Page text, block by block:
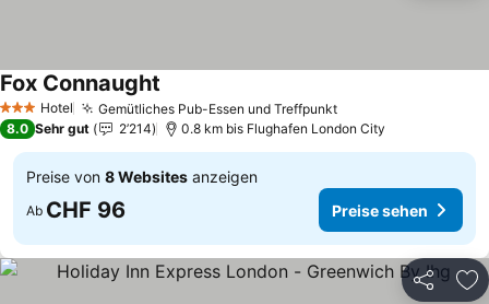
3 SterneHotel Gemütliches Pub-Essen und TreffpunktPreise sehen
Fox Connaught
8.0 Sehr gut 2’214 0.8 km bis Flughafen London City
Preise von 8 Websites anzeigen
Ab CHF 96 Preise sehen
Teilen